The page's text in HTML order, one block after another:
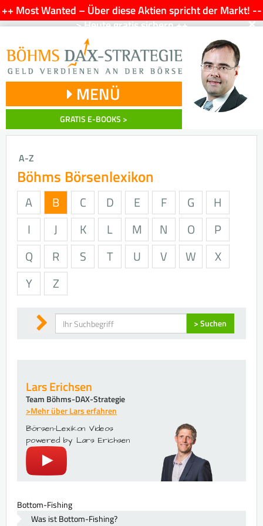
++ Most Wanted – Über diese Aktien spricht der Markt! --
> Heute gratis sichern ++
×
MENÜ
GRATIS E-BOOKS >
A-Z
Böhms Börsenlexikon
A B C D E F G
H
I
J K L M N O
P
Q
R S T U V W
X
Y
Z
Suchen > Suchen
Lars Erichsen
Team Böhms-DAX-Strategie
>Mehr über Lars erfahren
Börsen-Lexikon Videos
powered by Lars Erichsen
Bottom-Fishing
Was ist Bottom-Fishing?